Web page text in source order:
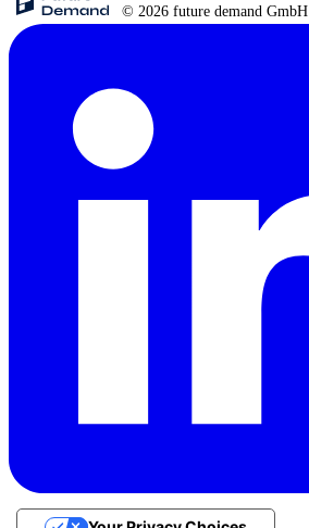
© 2026 future demand GmbH